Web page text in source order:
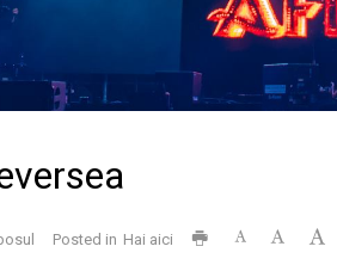
Posted in Hai aici